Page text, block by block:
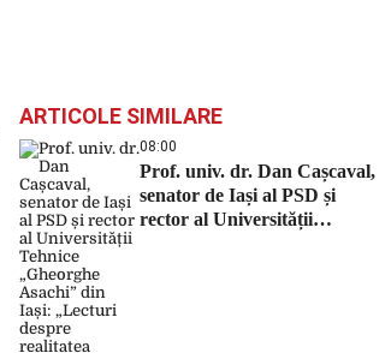
ARTICOLE SIMILARE
08:00
Prof. univ. dr. Dan Cașcaval,
senator de Iași al PSD și
rector al Universității